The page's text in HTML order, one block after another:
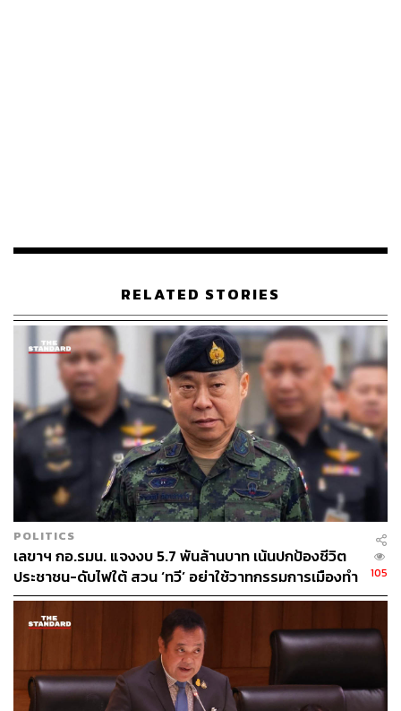
RELATED STORIES
POLITICS
เลขาฯ กอ.รมน. แจงงบ 5.7 พันล้านบาท เน้นปกป้องชีวิต
ประชาชน-ดับไฟใต้ สวน ‘ทวี’ อย่าใช้วาทกรรมการเมืองทำ
คนทำงานเสียกำลังใจ
105